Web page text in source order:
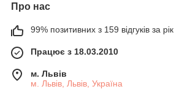
Про нас
99% позитивних з 159 відгуків за рік
Працює з 18.03.2010
м. Львів
м. Львів, Львів, Україна